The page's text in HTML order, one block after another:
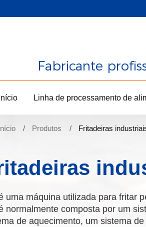
Fabricante
Início Linha de processamento de
Produtos Fritadeiras
uma máquina utilizada para fritar
normalmente composta por um
de aquecimento, um sistema